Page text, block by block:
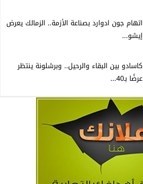
اتهام جون ادوارد بصناعة الأزمة.. الزمالك يعرض
إيشو...
كاسادو بين البقاء والرحيل.. وبرشلونة ينتظر
عرضًا بـ40...